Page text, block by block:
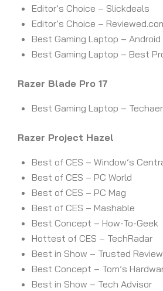
Editor’s Choice – Slickdeals
Editor’s Choice –
Best Gaming Laptop –
Best Gaming Laptop – Best
Razer Blade Pro 17
Best Gaming Laptop –
Razer Project Hazel
Best of CES – Window’s
Best of CES – PC World
Best of CES – PC Mag
Best of CES – Mashable
Best Concept – How-To-Geek
Hottest of CES – TechRadar
Best in Show – Trusted
Best Concept – Tom’s
Best in Show – Tech Advisor